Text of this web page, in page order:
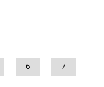
6
7